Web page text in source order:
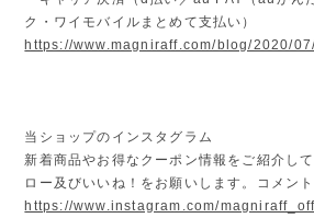
ク・ワイモバイルまとめて支払い）
https://www.magniraff.com/blog/2020/
当ショップのインスタグラム
新着商品やお得なクーポン情報をご紹介し
ロー及びいいね！をお願いします。コメン
https://www.instagram.com/